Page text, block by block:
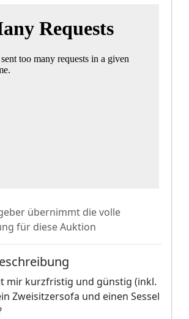
übernimmt die volle
für diese Auktion
mir kurzfristig und günstig (inkl.
Zweisitzersofa und einen Sessel